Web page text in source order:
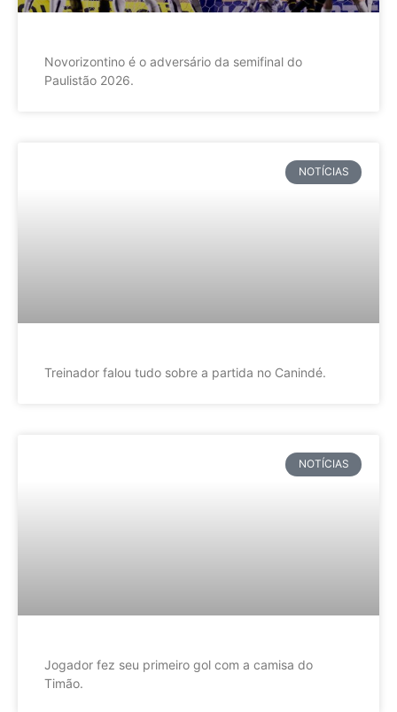
Novorizontino é o adversário da semifinal do
Paulistão 2026.
NOTÍCIAS
Treinador falou tudo sobre a partida no Canindé.
NOTÍCIAS
Jogador fez seu primeiro gol com a camisa do
Timão.